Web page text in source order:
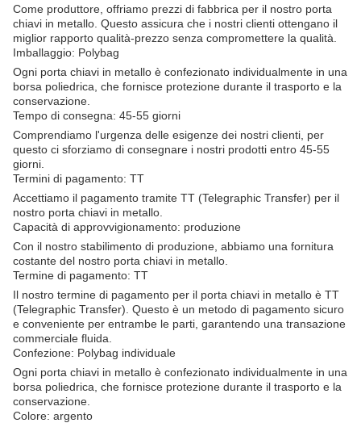
Come produttore, offriamo prezzi di fabbrica per il nostro porta
chiavi in metallo. Questo assicura che i nostri clienti ottengano il
miglior rapporto qualità-prezzo senza compromettere la qualità.
Imballaggio: Polybag
Ogni porta chiavi in metallo è confezionato individualmente in una
borsa poliedrica, che fornisce protezione durante il trasporto e la
conservazione.
Tempo di consegna: 45-55 giorni
Comprendiamo l'urgenza delle esigenze dei nostri clienti, per
questo ci sforziamo di consegnare i nostri prodotti entro 45-55
giorni.
Termini di pagamento: TT
Accettiamo il pagamento tramite TT (Telegraphic Transfer) per il
nostro porta chiavi in metallo.
Capacità di approvvigionamento: produzione
Con il nostro stabilimento di produzione, abbiamo una fornitura
costante del nostro porta chiavi in metallo.
Termine di pagamento: TT
Il nostro termine di pagamento per il porta chiavi in metallo è TT
(Telegraphic Transfer). Questo è un metodo di pagamento sicuro
e conveniente per entrambe le parti, garantendo una transazione
commerciale fluida.
Confezione: Polybag individuale
Ogni porta chiavi in metallo è confezionato individualmente in una
borsa poliedrica, che fornisce protezione durante il trasporto e la
conservazione.
Colore: argento